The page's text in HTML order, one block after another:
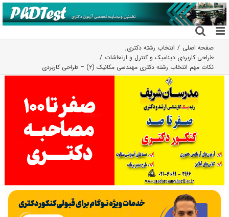
رفتن
به
محتوا
صفحه اصلی انتخاب رشته دکتری,
طراحی کاربردی دینامیک و کنترل و ارتعاشات
نکات مهم انتخاب رشته دکتری مهندسی مکانیک (۲) – طراحی کاربردی